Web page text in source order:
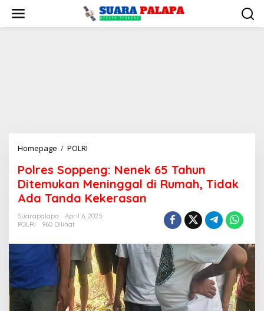
konten
Homepage / POLRI
Nenek
65
Tahun
Meninggal
Rumah,
Tidak
Ada
Tanda
Kekerasan
Polres Soppeng: Nenek 65 Tahun
Ditemukan Meninggal di Rumah, Tidak
Ada Tanda Kekerasan
Suarapalapa
April 6, 2025
POLRI
960 Dilihat